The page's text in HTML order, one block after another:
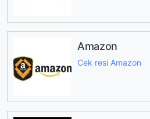
Amazon
Cek resi Amazon